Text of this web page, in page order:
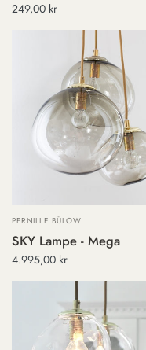
249,00 kr
PERNILLE BÜLOW
SKY Lampe - Mega
4.995,00 kr